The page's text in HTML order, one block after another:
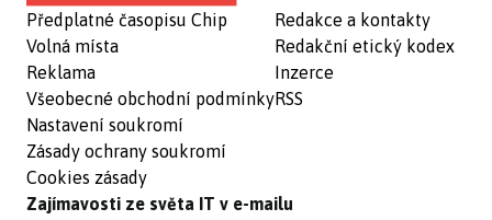
Předplatné časopisu Chip
Volná místa
Reklama
Všeobecné obchodní podmínky
Nastavení soukromí
Zásady ochrany soukromí
Cookies zásady
Redakce a kontakty
Redakční etický kodex
Inzerce
RSS
Zajímavosti ze světa IT v e-mailu